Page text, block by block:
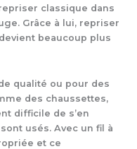
classique dans
Grâce à lui, repriser
beaucoup plus
qualité ou pour des
des chaussettes,
difficile de s’en
usés. Avec un fil à
et ce